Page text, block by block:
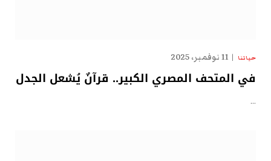
حياتنا 11 نوفمبر، 2025
في المتحف المصري الكبير.. قرآنٌ يُشعل الجدل
…